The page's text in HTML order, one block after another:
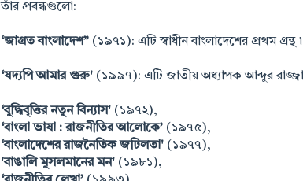
তাঁর প্রবন্ধগুলো:
‘জাগ্রত বাংলাদেশ” (১৯৭১): এটি স্বাধীন বাংলাদেশের প্ৰথম গ্ৰন্থ ৷
‘যদ্যপি আমার গুরু' (১৯৯৭): এটি জাতীয় অধ্যাপক আব্দুর
‘বুদ্ধিবৃত্তির নতুন বিন্যাস' (১৯৭২),
‘বাংলা ভাষা : রাজনীতির আলোকে’ (১৯৭৫),
‘বাংলাদেশের রাজনৈতিক জটিলতা' (১৯৭৭),
'বাঙালি মুসলমানের মন' (১৯৮১),